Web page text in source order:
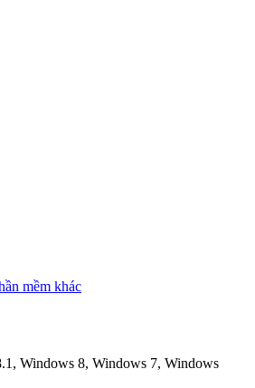
mềm khác
Windows 8, Windows 7, Windows